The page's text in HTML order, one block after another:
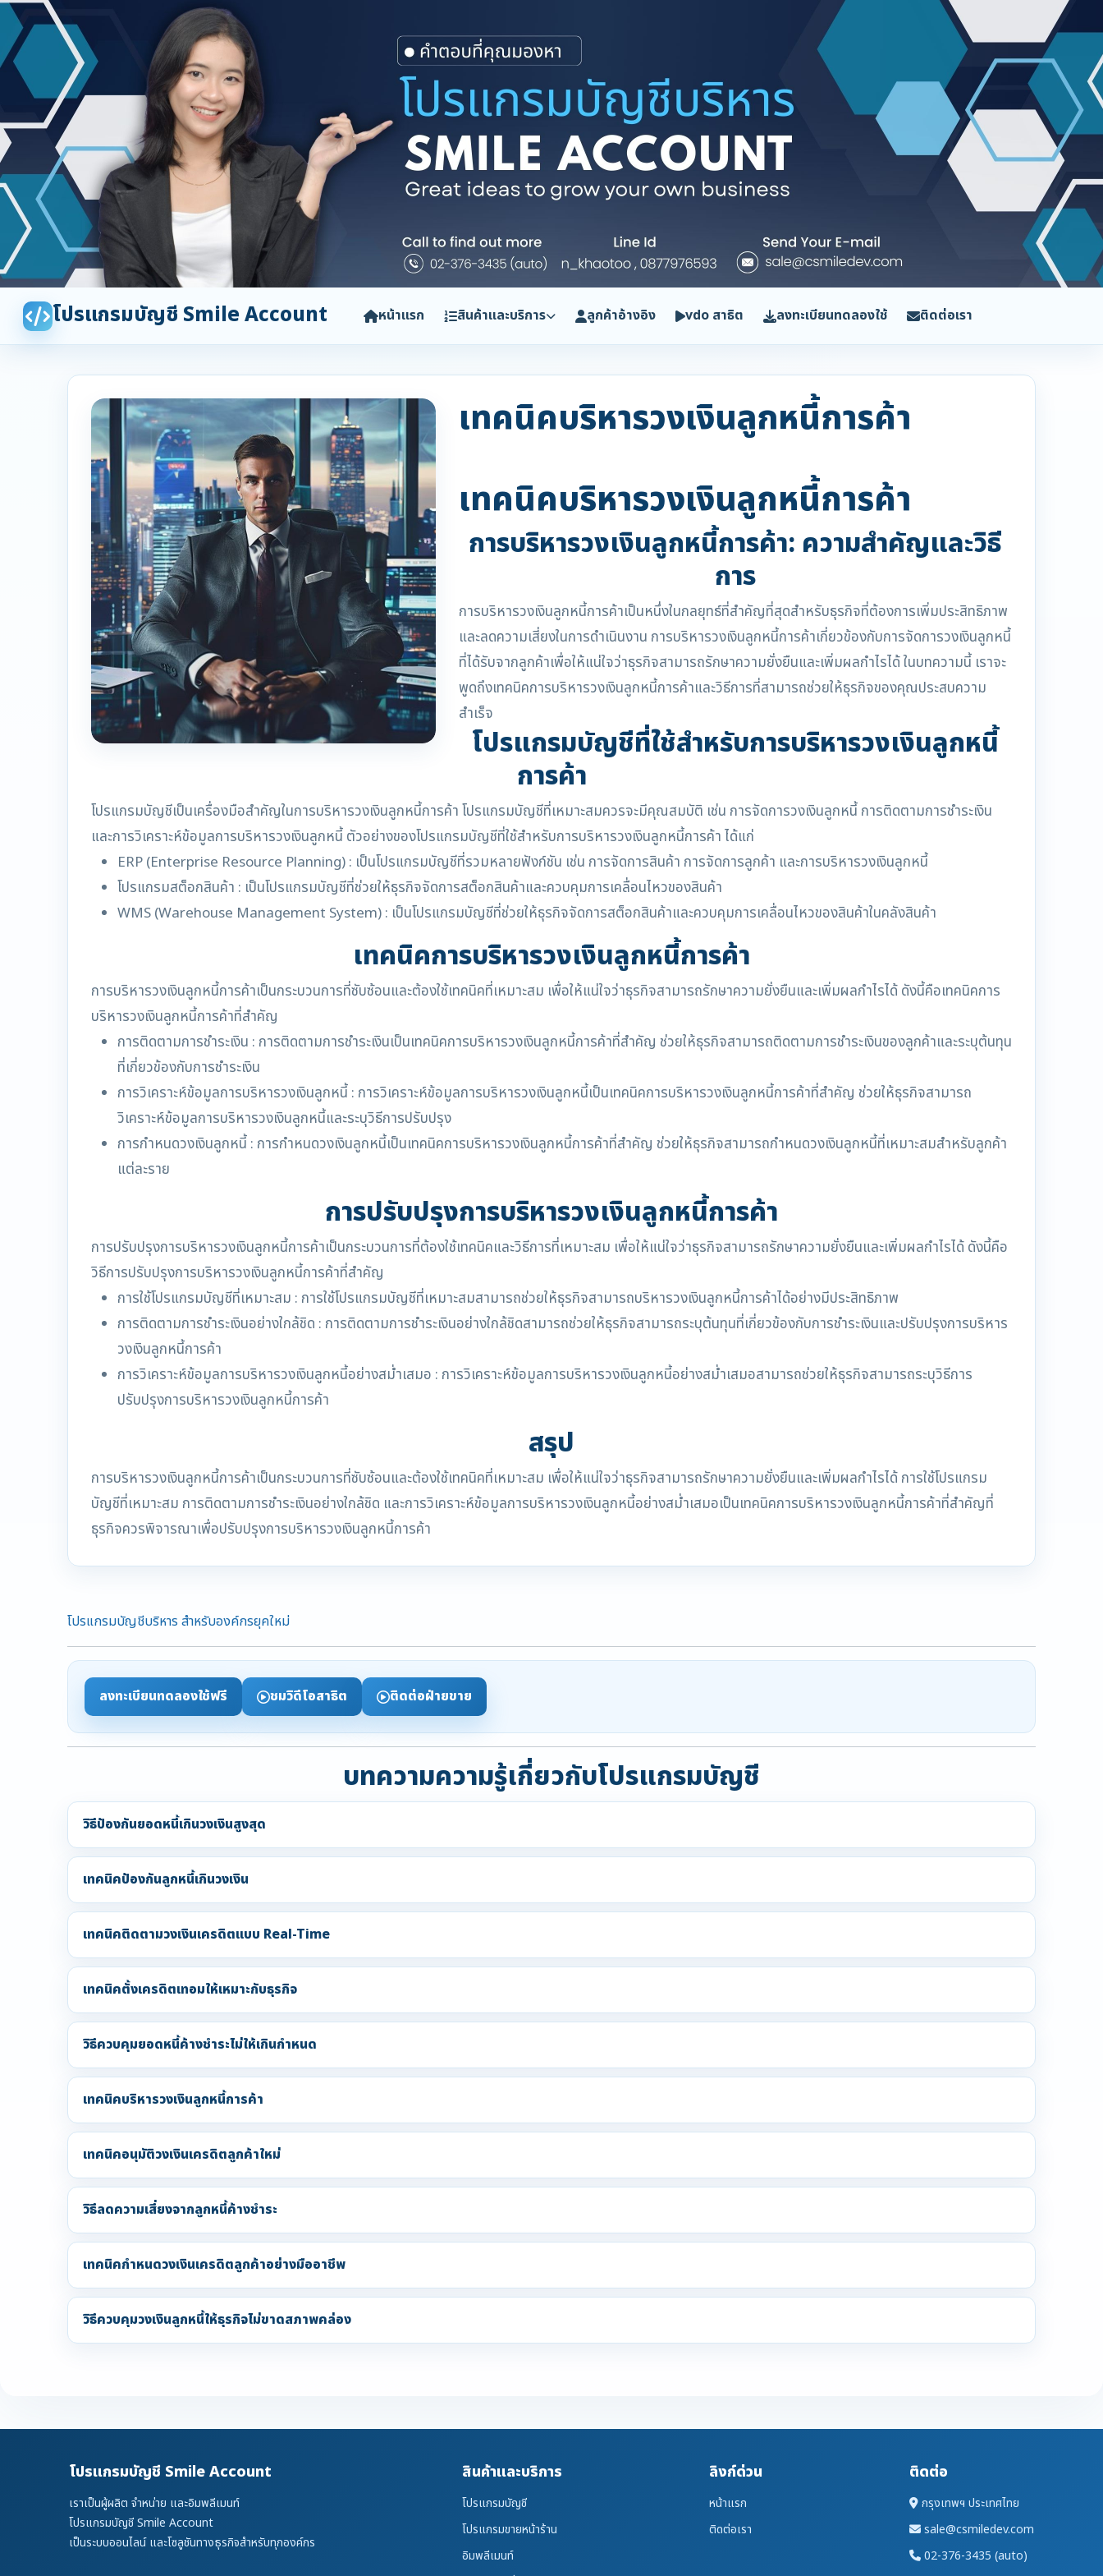
โปรแกรมบัญชี Smile Account หน้าแรก สินค้าและบริการ ลูกค้าอ้างอิง vdo สาธิต ลงทะเบียนทดลองใช้ ติดต่อเรา
เทคนิคบริหารวงเงินลูกหนี้การค้า
เทคนิคบริหารวงเงินลูกหนี้การค้า
การบริหารวงเงินลูกหนี้การค้า: ความสำคัญและวิธี
การ
การบริหารวงเงินลูกหนี้การค้าเป็นหนึ่งในกลยุทธ์ที่สำคัญที่สุดสำหรับธุรกิจที่ต้องการเพิ่มประสิทธิภาพ
และลดความเสี่ยงในการดำเนินงาน การบริหารวงเงินลูกหนี้การค้าเกี่ยวข้องกับการจัดการวงเงินลูกหนี้
ที่ได้รับจากลูกค้าเพื่อให้แน่ใจว่าธุรกิจสามารถรักษาความยั่งยืนและเพิ่มผลกำไรได้ ในบทความนี้ เราจะ
พูดถึงเทคนิคการบริหารวงเงินลูกหนี้การค้าและวิธีการที่สามารถช่วยให้ธุรกิจของคุณประสบความ
สำเร็จ
โปรแกรมบัญชีที่ใช้สำหรับการบริหารวงเงินลูกหนี้
การค้า
โปรแกรมบัญชีเป็นเครื่องมือสำคัญในการบริหารวงเงินลูกหนี้การค้า โปรแกรมบัญชีที่เหมาะสมควรจะมีคุณสมบัติ เช่น การจัดการวงเงินลูกหนี้ การติดตามการชำระเงิน
และการวิเคราะห์ข้อมูลการบริหารวงเงินลูกหนี้ ตัวอย่างของโปรแกรมบัญชีที่ใช้สำหรับการบริหารวงเงินลูกหนี้การค้า ได้แก่
ERP (Enterprise Resource Planning) : เป็นโปรแกรมบัญชีที่รวมหลายฟังก์ชัน เช่น การจัดการสินค้า การจัดการลูกค้า และการบริหารวงเงินลูกหนี้
โปรแกรมสต็อกสินค้า : เป็นโปรแกรมบัญชีที่ช่วยให้ธุรกิจจัดการสต็อกสินค้าและควบคุมการเคลื่อนไหวของสินค้า
WMS (Warehouse Management System) : เป็นโปรแกรมบัญชีที่ช่วยให้ธุรกิจจัดการสต็อกสินค้าและควบคุมการเคลื่อนไหวของสินค้าในคลังสินค้า
เทคนิคการบริหารวงเงินลูกหนี้การค้า
การบริหารวงเงินลูกหนี้การค้าเป็นกระบวนการที่ซับซ้อนและต้องใช้เทคนิคที่เหมาะสม เพื่อให้แน่ใจว่าธุรกิจสามารถรักษาความยั่งยืนและเพิ่มผลกำไรได้ ดังนี้คือเทคนิคการ
บริหารวงเงินลูกหนี้การค้าที่สำคัญ
การติดตามการชำระเงิน : การติดตามการชำระเงินเป็นเทคนิคการบริหารวงเงินลูกหนี้การค้าที่สำคัญ ช่วยให้ธุรกิจสามารถติดตามการชำระเงินของลูกค้าและระบุต้นทุน
ที่เกี่ยวข้องกับการชำระเงิน
การวิเคราะห์ข้อมูลการบริหารวงเงินลูกหนี้ : การวิเคราะห์ข้อมูลการบริหารวงเงินลูกหนี้เป็นเทคนิคการบริหารวงเงินลูกหนี้การค้าที่สำคัญ ช่วยให้ธุรกิจสามารถ
วิเคราะห์ข้อมูลการบริหารวงเงินลูกหนี้และระบุวิธีการปรับปรุง
การกำหนดวงเงินลูกหนี้ : การกำหนดวงเงินลูกหนี้เป็นเทคนิคการบริหารวงเงินลูกหนี้การค้าที่สำคัญ ช่วยให้ธุรกิจสามารถกำหนดวงเงินลูกหนี้ที่เหมาะสมสำหรับลูกค้า
แต่ละราย
การปรับปรุงการบริหารวงเงินลูกหนี้การค้า
การปรับปรุงการบริหารวงเงินลูกหนี้การค้าเป็นกระบวนการที่ต้องใช้เทคนิคและวิธีการที่เหมาะสม เพื่อให้แน่ใจว่าธุรกิจสามารถรักษาความยั่งยืนและเพิ่มผลกำไรได้ ดังนี้คือ
วิธีการปรับปรุงการบริหารวงเงินลูกหนี้การค้าที่สำคัญ
การใช้โปรแกรมบัญชีที่เหมาะสม : การใช้โปรแกรมบัญชีที่เหมาะสมสามารถช่วยให้ธุรกิจสามารถบริหารวงเงินลูกหนี้การค้าได้อย่างมีประสิทธิภาพ
การติดตามการชำระเงินอย่างใกล้ชิด : การติดตามการชำระเงินอย่างใกล้ชิดสามารถช่วยให้ธุรกิจสามารถระบุต้นทุนที่เกี่ยวข้องกับการชำระเงินและปรับปรุงการบริหาร
วงเงินลูกหนี้การค้า
การวิเคราะห์ข้อมูลการบริหารวงเงินลูกหนี้อย่างสม่ำเสมอ : การวิเคราะห์ข้อมูลการบริหารวงเงินลูกหนี้อย่างสม่ำเสมอสามารถช่วยให้ธุรกิจสามารถระบุวิธีการ
ปรับปรุงการบริหารวงเงินลูกหนี้การค้า
สรุป
การบริหารวงเงินลูกหนี้การค้าเป็นกระบวนการที่ซับซ้อนและต้องใช้เทคนิคที่เหมาะสม เพื่อให้แน่ใจว่าธุรกิจสามารถรักษาความยั่งยืนและเพิ่มผลกำไรได้ การใช้โปรแกรม
บัญชีที่เหมาะสม การติดตามการชำระเงินอย่างใกล้ชิด และการวิเคราะห์ข้อมูลการบริหารวงเงินลูกหนี้อย่างสม่ำเสมอเป็นเทคนิคการบริหารวงเงินลูกหนี้การค้าที่สำคัญที่
ธุรกิจควรพิจารณาเพื่อปรับปรุงการบริหารวงเงินลูกหนี้การค้า
โปรแกรมบัญชีบริหาร สำหรับองค์กรยุคใหม่
ลงทะเบียนทดลองใช้ฟรี ชมวิดีโอสาธิต ติดต่อฝ่ายขาย
บทความความรู้เกี่ยวกับโปรแกรมบัญชี
วิธีป้องกันยอดหนี้เกินวงเงินสูงสุด
เทคนิคป้องกันลูกหนี้เกินวงเงิน
เทคนิคติดตามวงเงินเครดิตแบบ Real-Time
เทคนิคตั้งเครดิตเทอมให้เหมาะกับธุรกิจ
วิธีควบคุมยอดหนี้ค้างชำระไม่ให้เกินกำหนด
เทคนิคบริหารวงเงินลูกหนี้การค้า
เทคนิคอนุมัติวงเงินเครดิตลูกค้าใหม่
วิธีลดความเสี่ยงจากลูกหนี้ค้างชำระ
เทคนิคกำหนดวงเงินเครดิตลูกค้าอย่างมืออาชีพ
วิธีควบคุมวงเงินลูกหนี้ให้ธุรกิจไม่ขาดสภาพคล่อง
โปรแกรมบัญชี Smile Account
เราเป็นผู้ผลิต จำหน่าย และอิมพลีเมนท์
โปรแกรมบัญชี Smile Account
เป็นระบบออนไลน์ และโซลูชันทางธุรกิจสำหรับทุกองค์กร
สินค้าและบริการ
โปรแกรมบัญชี
โปรแกรมขายหน้าร้าน
อิมพลีเมนท์
ลิงก์ด่วน
หน้าแรก
ติดต่อเรา
ติดต่อ
กรุงเทพฯ ประเทศไทย
sale@csmiledev.com
02-376-3435 (auto)